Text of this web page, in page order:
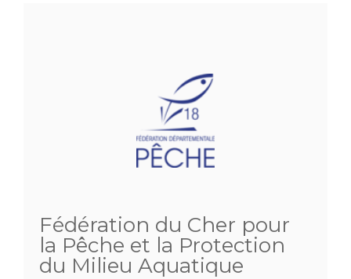
Fédération du Cher pour
la Pêche et la Protection
du Milieu Aquatique